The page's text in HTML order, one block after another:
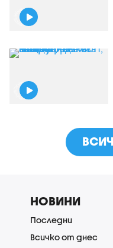
НОВИНИ
Последни
Всичко от днес